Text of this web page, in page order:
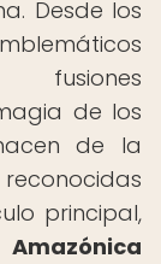
Desde los
de los
de la
principal,